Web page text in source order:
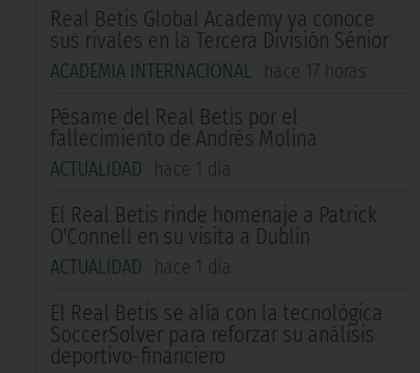
Real Betis Global Academy ya conoce
sus rivales en la Tercera División Sénior
ACADEMIA INTERNACIONAL hace 17 horas
Pésame del Real Betis por el
fallecimiento de Andrés Molina
ACTUALIDAD hace 1 día
El Real Betis rinde homenaje a Patrick
O'Connell en su visita a Dublín
ACTUALIDAD hace 1 día
El Real Betis se alía con la tecnológica
SoccerSolver para reforzar su análisis
deportivo-financiero